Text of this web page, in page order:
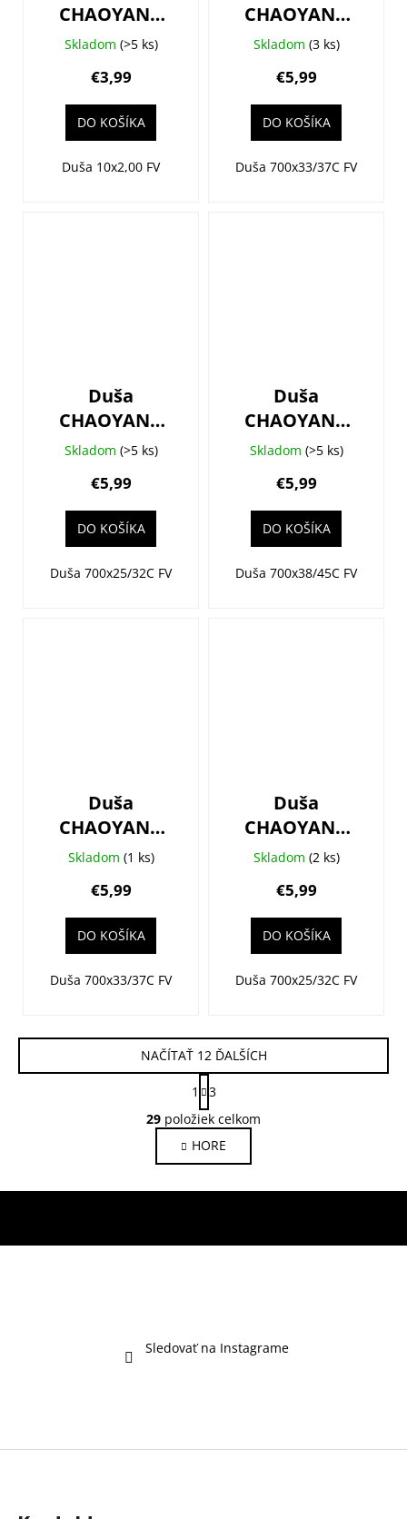
CHAOYANG
10x2,0 (54-
Skladom (>5 ks)
€3,99
DO KOŠÍKA
Duša 10x2,00 FV
CHAOYANG
700x33/37C
622/630) AV40
Skladom (3 ks)
€5,99
DO KOŠÍKA
Duša 700x33/37C FV
Duša
CHAOYANG
700x25/32C
622/630) AV40
Skladom (>5 ks)
€5,99
DO KOŠÍKA
Duša 700x25/32C FV
Duša
CHAOYANG
700x38/45C
622/630) FV48
Skladom (>5 ks)
€5,99
DO KOŠÍKA
Duša 700x38/45C FV
Duša
CHAOYANG
700x33/37C
622/630) FV48
Skladom (1 ks)
€5,99
DO KOŠÍKA
Duša 700x33/37C FV
Duša
CHAOYANG
700x25/32C
622/630) FV48
Skladom (2 ks)
€5,99
DO KOŠÍKA
Duša 700x25/32C FV
O
v
l
á
d
i
k
i
NAČÍTAŤ 12 ĎALŠÍCH
S
t
r
á
n
k
1
3
29 položiek celkom
HORE
Sledovať na Instagrame
Z